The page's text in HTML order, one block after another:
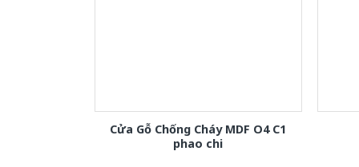
Cửa Gỗ Chống Cháy MDF O4 C1
phao chi